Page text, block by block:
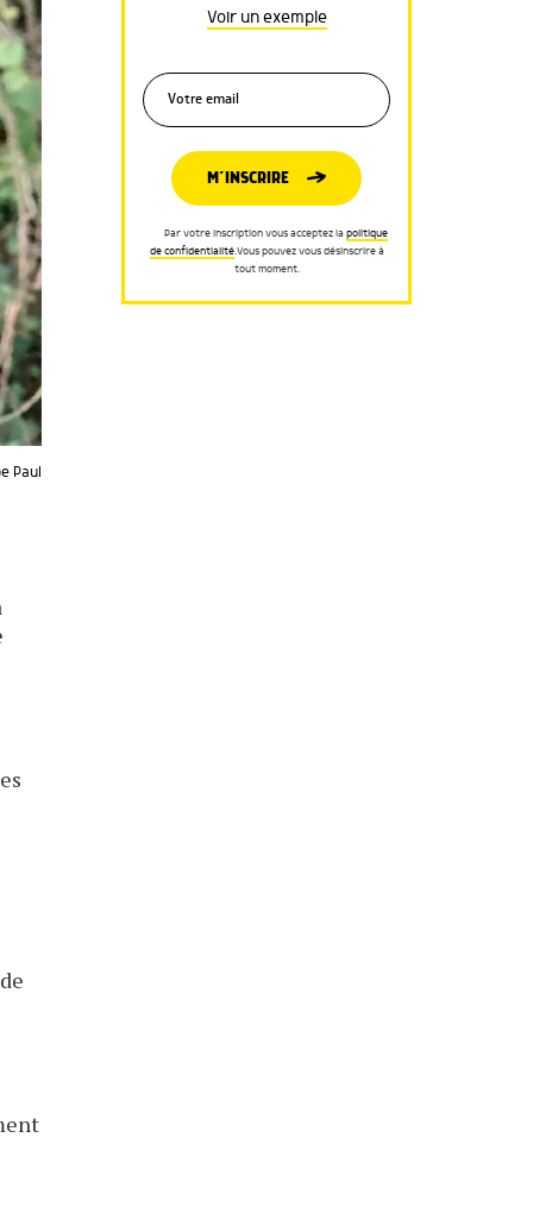
Paul
Voir un exemple
M’INSCRIRE
Par votre inscription vous acceptez la politique
de confidentialité.Vous pouvez vous désinscrire à
tout moment.